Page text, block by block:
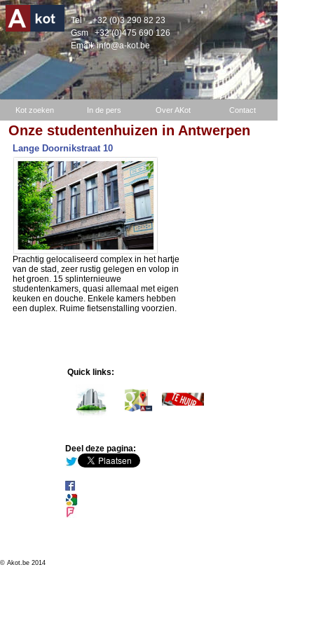
Tel+32 (0)3 290 82 23
Gsm +32 (0)475 690 126
Email:info@a-kot.be
Kot zoeken In de pers Over AKot Contact
Onze studentenhuizen in Antwerpen
Lange Doornikstraat 10
Prachtig gelocaliseerd complex in het hartje
van de stad, zeer rustig gelegen en volop in
het groen. 15 splinternieuwe
studentenkamers, quasi allemaal met eigen
keuken en douche. Enkele kamers hebben
een duplex. Ruime fietsenstalling voorzien.
Quick links:
Deel deze pagina:
© Akot.be 2014